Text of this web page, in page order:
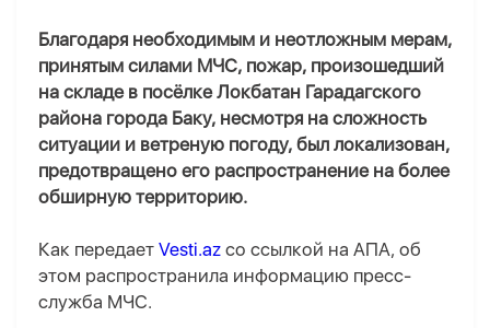
Благодаря необходимым и неотложным мерам,
принятым силами МЧС, пожар, произошедший
на складе в посёлке Локбатан Гарадагского
района города Баку, несмотря на сложность
ситуации и ветреную погоду, был локализован,
предотвращено его распространение на более
обширную территорию.
Как передает Vesti.az со ссылкой на AПA, об
этом распространила информацию пресс-
служба МЧС.